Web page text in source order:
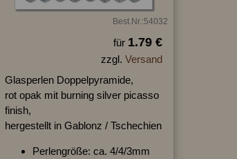
Best.Nr.:54032
für 1.79 €
zzgl. Versand
Glasperlen Doppelpyramide,
rot opak mit burning silver picasso
finish,
hergestellt in Gablonz / Tschechien
Perlengröße: ca. 4/4/3mm